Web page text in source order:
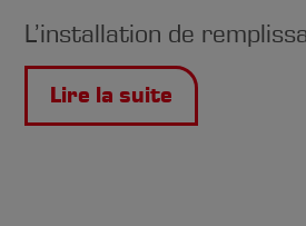
L’installation de
Lire la suite